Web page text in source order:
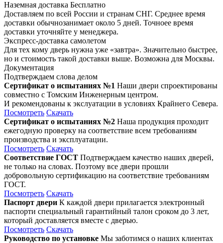
Наземная доставка Бесплатно
Доставляем по всей России и странам СНГ. Среднее время
доставки обычнозанимает около 5 дней. Точноее время
доставки уточняйте у менеджера.
Экспресс-доставка самолетом
Для тех кому дверь нужна уже «завтра». Значительно быстрее,
но и стоимость такой доставки выше. Возможна для Москвы.
Документация
Подтверждаем слова делом
Сертификат о испытаниях №1 Наши двери спроектированы
совместно с Томским Инженерным центром.
И рекомендованы к экслуатации в условиях Крайнего Севера.
Посмотреть Скачать
Сертификат о испытаниях №2 Наша продукция проходит
ежегодную проверку на соответствие всем требованиям
производства и эксплуатации.
Посмотреть Скачать
Соответствие ГОСТ Подтверждаем качество наших дверей,
не только на словах. Поэтому все двери прошли
добровольную сертификацию на соответствие требованиям
ГОСТ.
Посмотреть Скачать
Паспорт двери К каждой двери прилагается электронный
паспорти специальный гарантийный талон сроком до 3 лет,
который доставляется вместе с дверью.
Посмотреть Скачать
Руководство по установке Мы заботимся о наших клиентах